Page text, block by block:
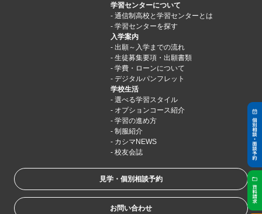
学習センターについて
通信制高校と学習センターとは
学習センターを探す
入学案内
出願～入学までの流れ
生徒募集要項・出願書類
学費・ローンについて
デジタルパンフレット
学校生活
選べる学習スタイル
オプションコース紹介
学習の進め方
制服紹介
カシマNEWS
校友会誌
見学・個別相談予約
お問い合わせ